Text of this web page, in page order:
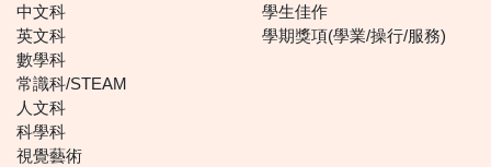
中文科
英文科
數學科
常識科/STEAM
人文科
科學科
視覺藝術
學生佳作
學期獎項(學業/操行/服務)